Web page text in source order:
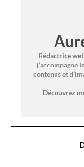
Rédactrice
j’accompagne
contenus et
Découvrez